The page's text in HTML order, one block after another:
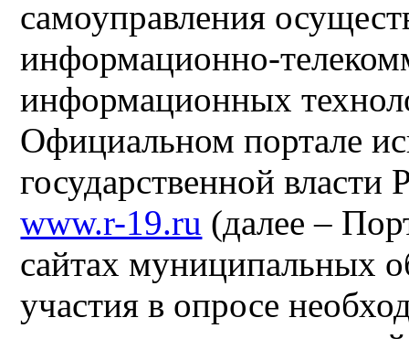
самоуправления
информационно-
информационных
Официальном портале
государственной
www.r-19.ru (далее –
сайтах муниципальных
участия в опросе